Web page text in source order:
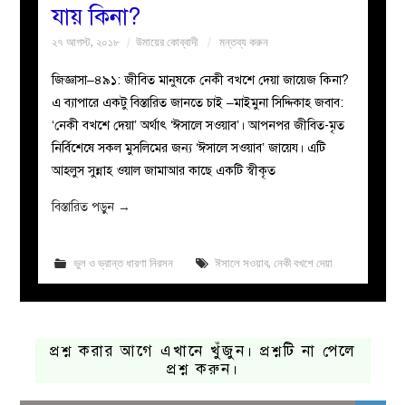
পাতা
মজলিস
প্রশ্ন
করুন
যায় কিনা?
২৭ আগস্ট, ২০১৮ উমায়ের কোব্বাদী মন্তব্য করুন
জিজ্ঞাসা–৪৯১: জীবিত মানুষকে নেকী বখশে দেয়া জায়েজ কিনা?
এ ব্যাপারে একটু বিস্তারিত জানতে চাই –মাইমুনা সিদ্দিকাহ জবাব:
‘নেকী বখশে দেয়া’ অর্থাৎ ‘ঈসালে সওয়াব’। আপনপর জীবিত-মৃত
নির্বিশেষে সকল মুসলিমের জন্য ‘ঈসালে সওয়াব’ জায়েয। এটি
আহলুস সুন্নাহ ওয়াল জামাআর কাছে একটি স্বীকৃত
বিস্তারিত পড়ুন →
ভুল ও ভ্রান্ত ধারণা নিরসন ঈসালে সওয়াব, নেকী বখশে দেয়া
প্রশ্ন করার আগে এখানে খুঁজুন। প্রশ্নটি না পেলে
প্রশ্ন করুন।